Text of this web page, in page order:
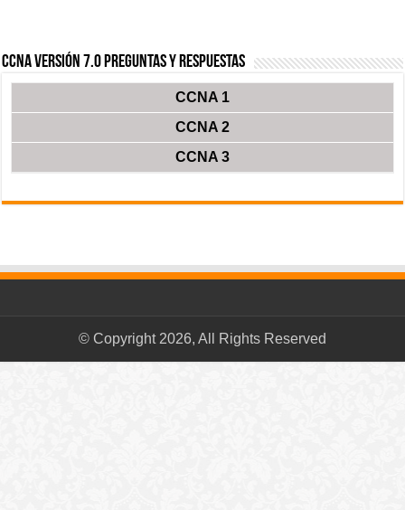
CCNA Versión 7.0 Preguntas y Respuestas
CCNA 1
CCNA 2
CCNA 3
© Copyright 2026, All Rights Reserved